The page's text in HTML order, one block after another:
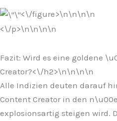
<\/figure>\n\n\n\n
<\/p>\n\n\n\n
Fazit: Wird es eine goldene
Creator?<\/h2>\n\n\n\n
Alle Indizien deuten darauf
Content Creator in den
explosionsartig steigen wird.